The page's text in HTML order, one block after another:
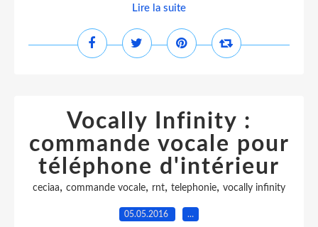
Lire la suite
Vocally Infinity :
commande vocale pour
téléphone d'intérieur
ceciaa, commande vocale, rnt, telephonie, vocally infinity
05.05.2016 …